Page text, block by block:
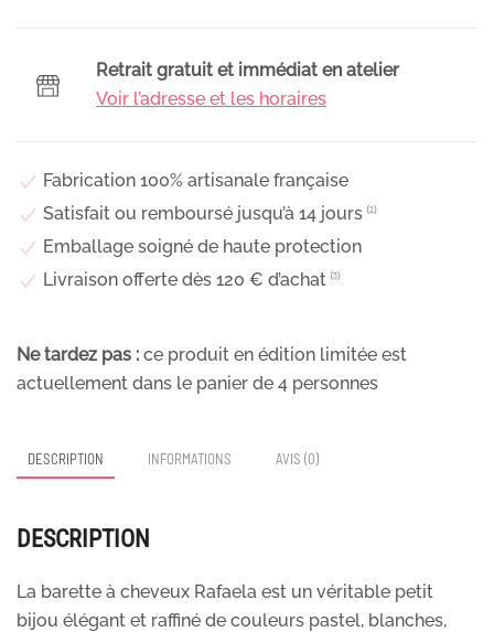
fleurs
séchées
blanches
roses,
Rafaela
Retrait gratuit et immédiat en atelier
Voir l’adresse et les horaires
Fabrication 100% artisanale française
Satisfait ou remboursé jusqu’à 14 jours ⁽²⁾
Emballage soigné de haute protection
Livraison offerte dès 120 € d’achat ⁽³⁾
Ne tardez pas : ce produit en édition limitée est
actuellement dans le panier de 4 personnes
DESCRIPTION INFORMATIONS AVIS (0)
DESCRIPTION
La barette à cheveux Rafaela est un véritable petit
bijou élégant et raffiné de couleurs pastel, blanches,